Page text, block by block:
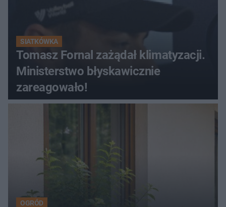
SIATKÓWKA
Tomasz Fornal zażądał klimatyzacji.
Ministerstwo błyskawicznie
zareagowało!
OGRÓD